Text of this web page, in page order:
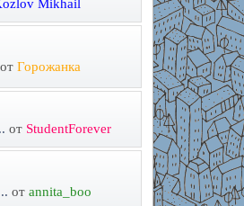
Mikhail
от Горожанка
от StudentForever
от annita_boo